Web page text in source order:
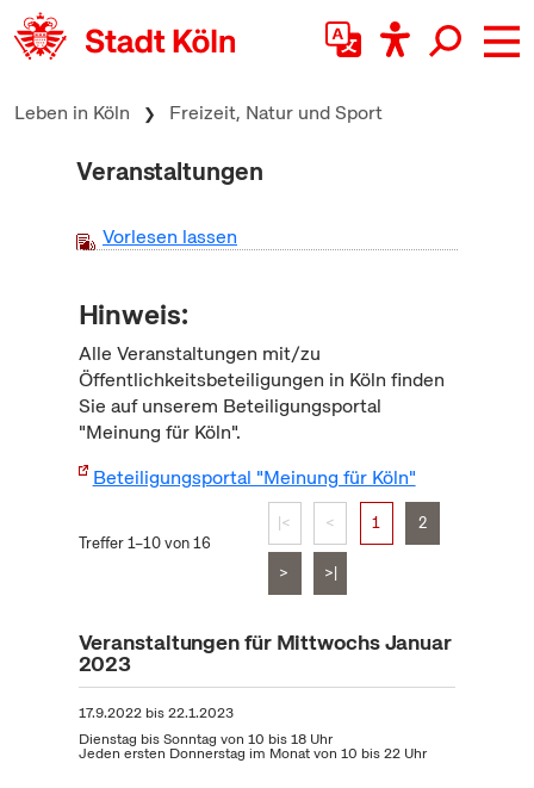
zum Inhalt springen
Leben in Köln Freizeit, Natur und Sport
Veranstaltungen
Vorlesen lassen
Hinweis:
Alle Veranstaltungen mit/zu
Öffentlichkeitsbeteiligungen in Köln finden
Sie auf unserem Beteiligungsportal
"Meinung für Köln".
Beteiligungsportal "Meinung für Köln"
Treffer 1–10 von 16
|< < 1 2
> >|
Veranstaltungen für Mittwochs Januar
2023
17.9.2022bis22.1.2023
Dienstag bis Sonntag von 10 bis 18 Uhr
Jeden ersten Donnerstag im Monat von 10 bis 22 Uhr